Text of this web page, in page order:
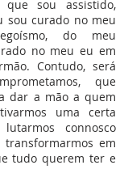
sou assistido,
sou curado no meu
do meu
no meu eu em
Contudo, será
que
dar a mão a quem
uma certa
connosco
em
tudo querem ter e